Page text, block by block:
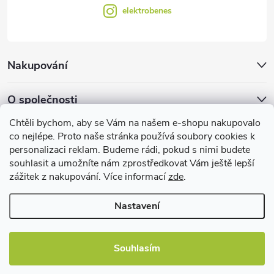
Chtěli bychom, aby se Vám na našem e-shopu nakupovalo
co nejlépe. Proto naše stránka používá soubory cookies k
personalizaci reklam. Budeme rádi, pokud s nimi budete
souhlasit a umožníte nám zprostředkovat Vám ještě lepší
zážitek z nakupování. Více informacízde.
Nastavení
Souhlasím
Nakupování
O společnosti
Facebook
elektrobenes
Užitečné informace